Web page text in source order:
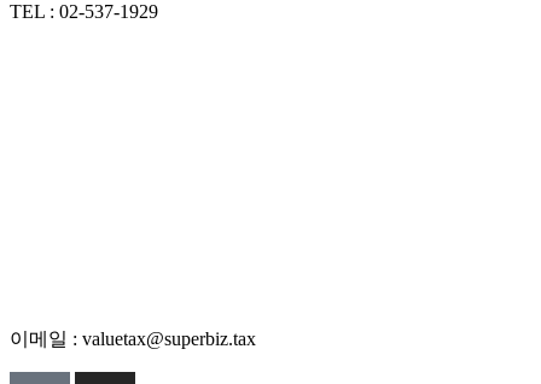
TEL : 02-537-1929
이메일 : valuetax@superbiz.tax